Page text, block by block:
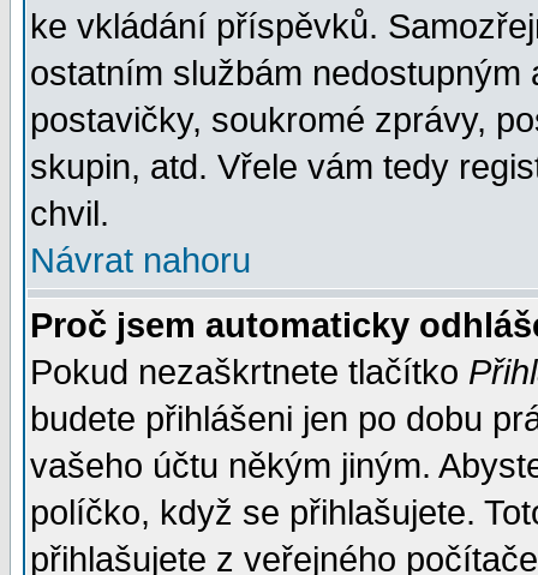
ke vkládání příspěvků.
ostatním službám
postavičky, soukromé zprávy,
skupin, atd. Vřele vám tedy
chvil.
Návrat nahoru
Proč jsem automaticky
Pokud nezaškrtnete tlačítko
budete přihlášeni jen po dobu
vašeho účtu někým jiným.
políčko, když se přihlašujete.
přihlašujete z veřejného